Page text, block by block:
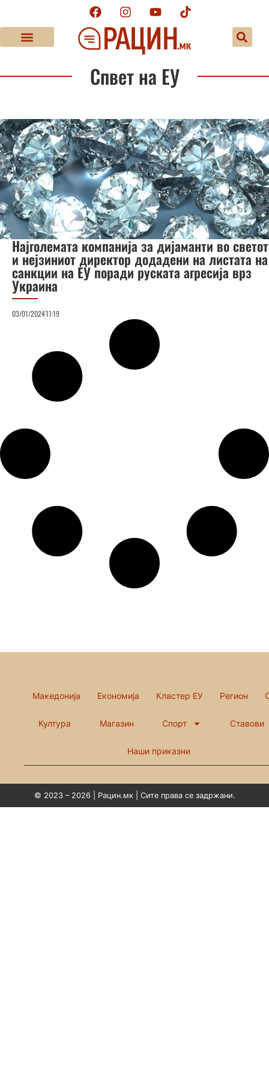
Спвет на ЕУ
Најголемата компанија за дијаманти во светот
и нејзиниот директор додадени на листата на
санкции на ЕУ поради руската агресија врз
Украина
03/01/202411:19
Македонија Економија Кластер ЕУ Регион
Култура Магазин Спорт Ставови
Наши приказни
© 2023 – 2026 | Рацин.мк | Сите права се задржани.